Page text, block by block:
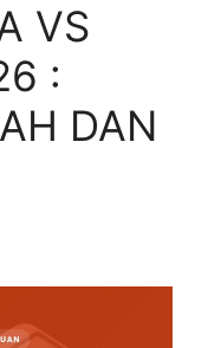
VS
:
DAN